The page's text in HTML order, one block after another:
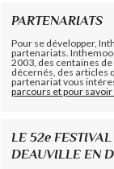
PARTENARIATS
Pour se développer,
partenariats.
2003, des centaines
décernés, des articles
partenariat vous
parcours et pour
LE 52e
DEAUVILLE EN